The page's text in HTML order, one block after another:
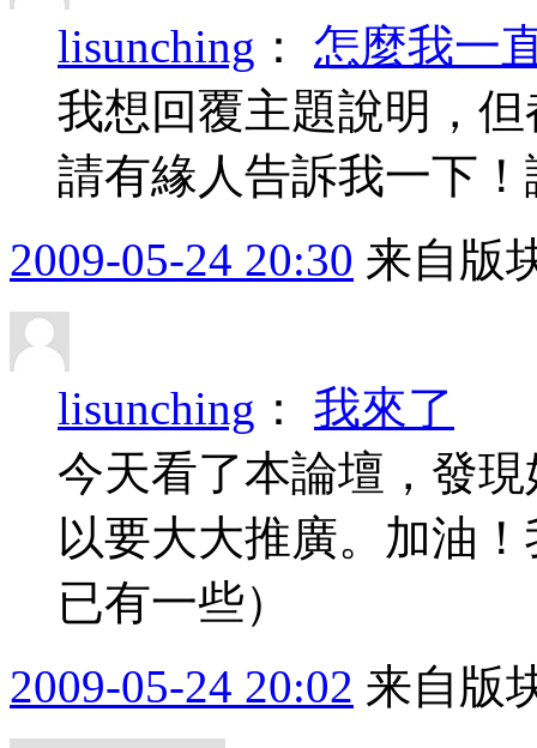
lisunching ： 怎麼我一
我想回覆主題說明，
請有緣人告訴我一下
2009-05-24 20:30 来自版
lisunching ： 我來了
今天看了本論壇，發
以要大大推廣。加油
已有一些）
2009-05-24 20:02 来自版